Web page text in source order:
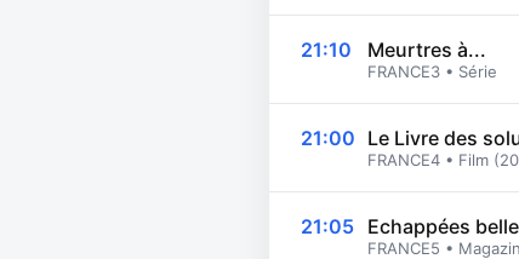
21:10 Meurtres à...
FRANCE3 • Série
21:00 Le Livre des
FRANCE4 • Film
21:05 Echappées
FRANCE5 •